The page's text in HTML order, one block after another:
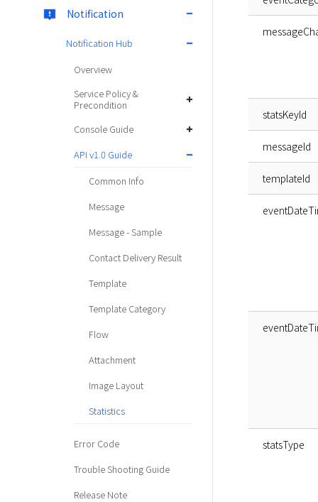
Notification
Notification Hub
Overview
Service Policy &
Precondition
Console Guide
API v1.0 Guide
Common Info
Message
Message - Sample
Contact Delivery Result
Template
Template Category
Flow
Attachment
Image Layout
Statistics
Error Code
Trouble Shooting Guide
Release Note
statsKeyId
messageId
templateId
statsType